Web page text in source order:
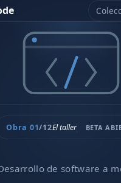
Obra 01/12El taller BETA
de software a